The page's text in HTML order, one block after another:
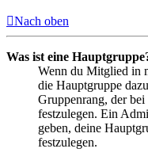
Nach oben
Was ist eine
Wenn du Mitglied in
die Hauptgruppe
Gruppenrang, der
festzulegen. Ein
geben, deine
festzulegen.